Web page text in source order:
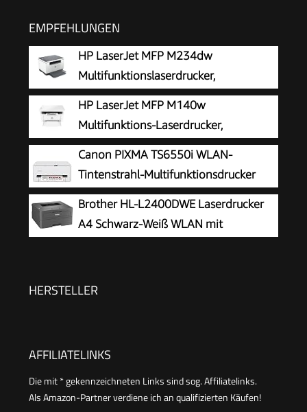
EMPFEHLUNGEN
HP LaserJet MFP M234dw
Multifunktionslaserdrucker,
Schwarzweiß, 3-in-1 Drucker, Scanner,
Kopierer, WLAN, LAN, Duplex, Airprint, 29 S/Min
HP LaserJet MFP M140w
Multifunktions-Laserdrucker,
Monolaser, Drucker, Scanner, Kopierer,
Duplex-Druck, DIN A4, WLAN, Airprint, Schwarz-
weiß-Drucker
Canon PIXMA TS6550i WLAN-
Tintenstrahl-Multifunktionsdrucker
Brother HL-L2400DWE Laserdrucker
A4 Schwarz-Weiß WLAN mit
HERSTELLER
AFFILIATELINKS
Die mit * gekennzeichneten Links sind sog. Affiliatelinks.
Als Amazon-Partner verdiene ich an qualifizierten Käufen!